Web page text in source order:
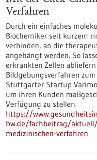
Verfahren
Durch ein einfaches
Biochemiker seit kurzem
verbinden, an die
angehängt werden. So
erkrankten Zellen
Bildgebungsverfahren
Stuttgarter Startup
um ihren Kunden
Verfügung zu stellen.
https://
bw.de/fachbeitrag/
medizinischen-verfahren